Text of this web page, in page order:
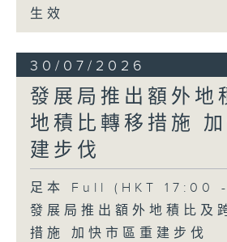
生效
30/07/2026
發展局推出額外地
地積比轉移措施
建步伐
足本 Full (HKT 17:00
發展局推出額外地積比及
措施 加快市區重建步伐